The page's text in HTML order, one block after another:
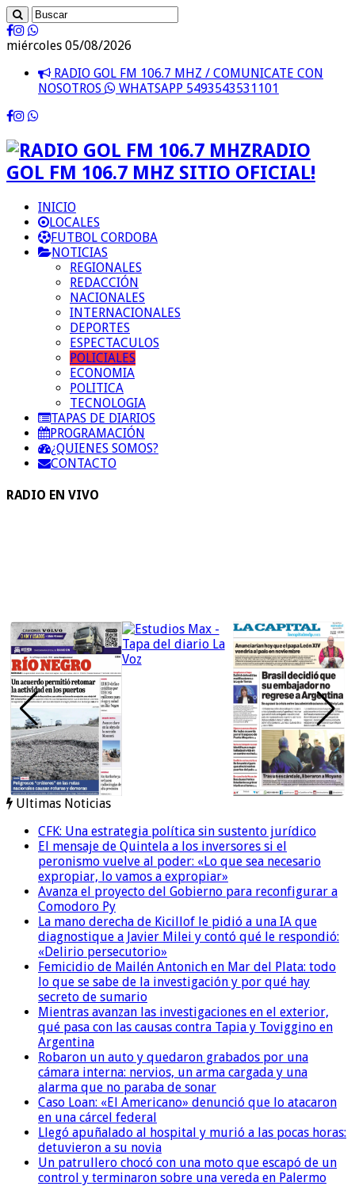
miércoles 05/08/2026
RADIO GOL FM 106.7 MHZ / COMUNICATE CON
NOSOTROS
WHATSAPP 5493543531101
RADIO
GOL FM 106.7 MHZ SITIO OFICIAL!
INICIO
LOCALES
FUTBOL CORDOBA
NOTICIAS
REGIONALES
REDACCIÓN
NACIONALES
INTERNACIONALES
DEPORTES
ESPECTACULOS
POLICIALES
ECONOMIA
POLITICA
TECNOLOGIA
TAPAS DE DIARIOS
PROGRAMACIÓN
¿QUIENES SOMOS?
CONTACTO
RADIO EN VIVO
Ultimas Noticias
CFK: Una estrategia política sin sustento jurídico
El mensaje de Quintela a los inversores si el
peronismo vuelve al poder: «Lo que sea necesario
expropiar, lo vamos a expropiar»
Avanza el proyecto del Gobierno para reconfigurar a
Comodoro Py
La mano derecha de Kicillof le pidió a una IA que
diagnostique a Javier Milei y contó qué le respondió:
«Delirio persecutorio»
Femicidio de Mailén Antonich en Mar del Plata: todo
lo que se sabe de la investigación y por qué hay
secreto de sumario
Mientras avanzan las investigaciones en el exterior,
qué pasa con las causas contra Tapia y Toviggino en
Argentina
Robaron un auto y quedaron grabados por una
cámara interna: nervios, un arma cargada y una
alarma que no paraba de sonar
Caso Loan: «El Americano» denunció que lo atacaron
en una cárcel federal
Llegó apuñalado al hospital y murió a las pocas horas:
detuvieron a su novia
Un patrullero chocó con una moto que escapó de un
control y terminaron sobre una vereda en Palermo